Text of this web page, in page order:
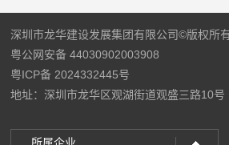
深圳市龙华建设发展集团有限公司©版权所
粤公网安备 44030902003908
粤ICP备 2024332445号
地址：深圳市龙华区观湖街道观盛三路10号